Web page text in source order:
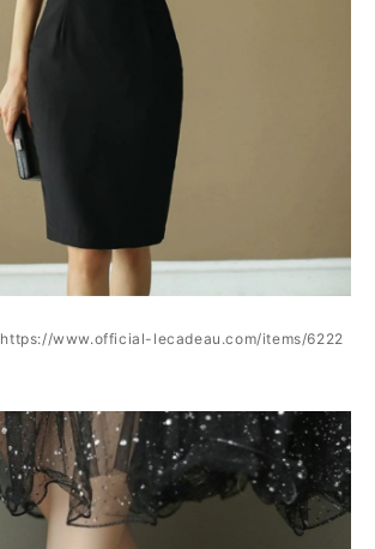
https://www.official-lecadeau.com/items/6222